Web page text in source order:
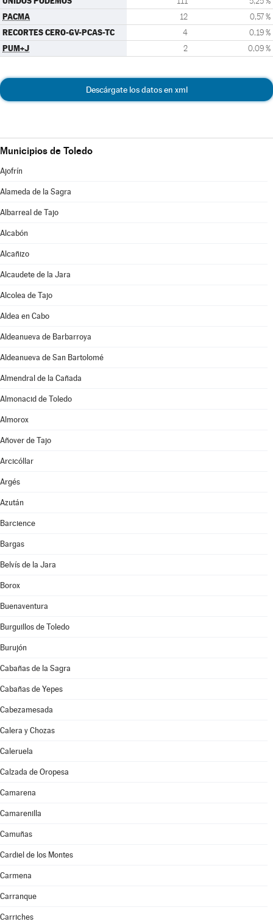
PACMA 12 0,57 %
RECORTES CERO-GV-PCAS-TC 4 0,19 %
PUM+J 2 0,09 %
Descárgate los datos en xml
Municipios de Toledo
Ajofrín
Alameda de la Sagra
Albarreal de Tajo
Alcabón
Alcañizo
Alcaudete de la Jara
Alcolea de Tajo
Aldea en Cabo
Aldeanueva de Barbarroya
Aldeanueva de San Bartolomé
Almendral de la Cañada
Almonacid de Toledo
Almorox
Añover de Tajo
Arcicóllar
Argés
Azután
Barcience
Bargas
Belvís de la Jara
Borox
Buenaventura
Burguillos de Toledo
Burujón
Cabañas de la Sagra
Cabañas de Yepes
Cabezamesada
Calera y Chozas
Caleruela
Calzada de Oropesa
Camarena
Camarenilla
Camuñas
Cardiel de los Montes
Carmena
Carranque
Carriches